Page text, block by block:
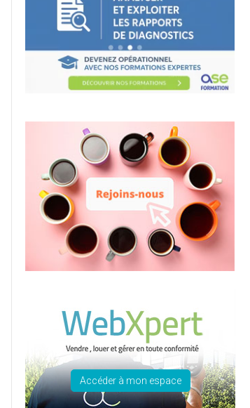
Accéder à mon espace